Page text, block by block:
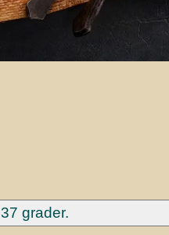
grader.